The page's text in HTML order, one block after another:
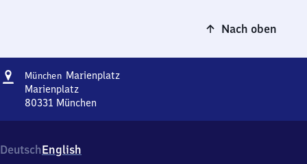
Nach oben
Adresse
München MarienplatzMünchen
Marienplatz
80331 München
Marienplatz,
8
DeutschEnglish